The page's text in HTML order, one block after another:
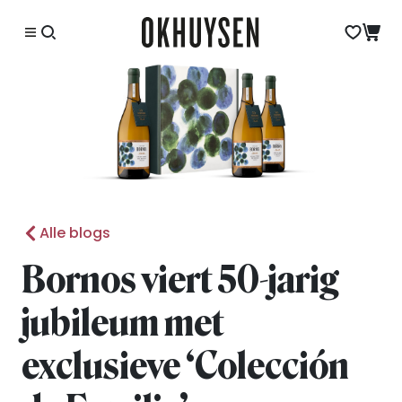
Alle blogs
Bornos viert 50-jarig
jubileum met
exclusieve ‘Colección